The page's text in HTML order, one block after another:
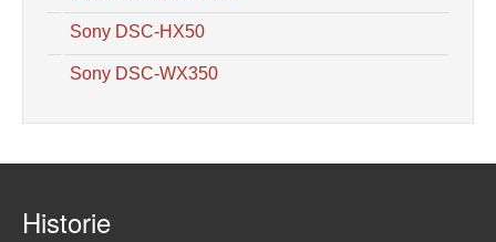
Sony DSC-HX50
Sony DSC-WX350
Historie